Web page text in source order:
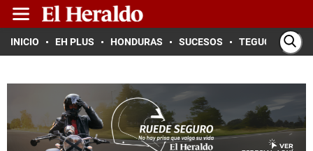
INICIO EH PLUS HONDURAS SUCESOS TEGUCIGALPA